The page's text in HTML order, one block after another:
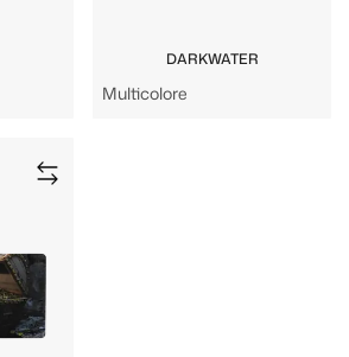
DARKWATER
Multicolore